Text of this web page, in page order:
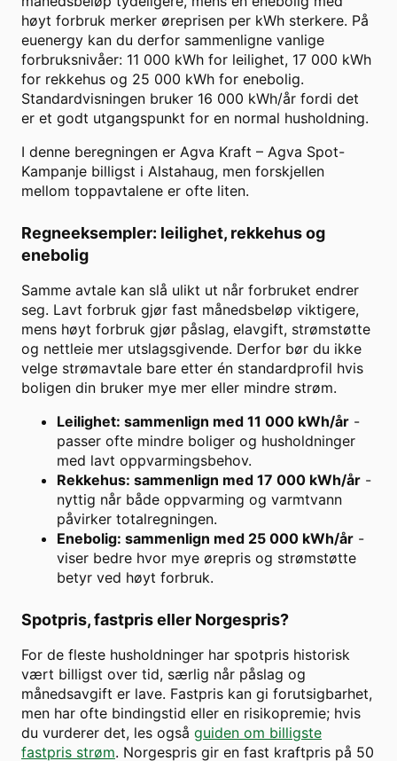
høyt forbruk merker øreprisen per kWh sterkere. På
euenergy kan du derfor sammenligne vanlige
forbruksnivåer: 11 000 kWh for leilighet, 17 000 kWh
for rekkehus og 25 000 kWh for enebolig.
Standardvisningen bruker 16 000 kWh/år fordi det
er et godt utgangspunkt for en normal husholdning.
I denne beregningen er Agva Kraft – Agva Spot-
Kampanje billigst i Alstahaug, men forskjellen
mellom toppavtalene er ofte liten.
Regneeksempler: leilighet, rekkehus og
enebolig
Samme avtale kan slå ulikt ut når forbruket endrer
seg. Lavt forbruk gjør fast månedsbeløp viktigere,
mens høyt forbruk gjør påslag, elavgift, strømstøtte
og nettleie mer utslagsgivende. Derfor bør du ikke
velge strømavtale bare etter én standardprofil hvis
boligen din bruker mye mer eller mindre strøm.
Leilighet: sammenlign med 11 000 kWh/år -
passer ofte mindre boliger og husholdninger
med lavt oppvarmingsbehov.
Rekkehus: sammenlign med 17 000 kWh/år -
nyttig når både oppvarming og varmtvann
påvirker totalregningen.
Enebolig: sammenlign med 25 000 kWh/år -
viser bedre hvor mye ørepris og strømstøtte
betyr ved høyt forbruk.
Spotpris, fastpris eller Norgespris?
For de fleste husholdninger har spotpris historisk
vært billigst over tid, særlig når påslag og
månedsavgift er lave. Fastpris kan gi forutsigbarhet,
men har ofte bindingstid eller en risikopremie; hvis
du vurderer det, les også guiden om billigste
fastpris strøm. Norgespris gir en fast kraftpris på 50